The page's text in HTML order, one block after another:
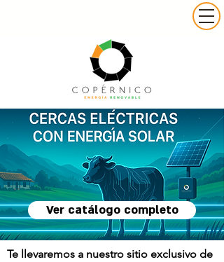
Ver catálogo completo
Te llevaremos a nuestro sitio exclusivo de